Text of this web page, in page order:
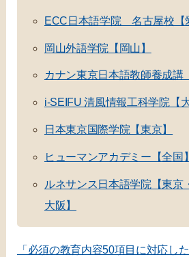
ECC日本語学院 名古屋校【
岡山外語学院【岡山】
カナン東京日本語教師養成講
i-SEIFU 清風情報工科学院【大
日本東京国際学院【東京】
ヒューマンアカデミー【全国】
ルネサンス日本語学院【東京
大阪】
「必須の教育内容50項目に対応し